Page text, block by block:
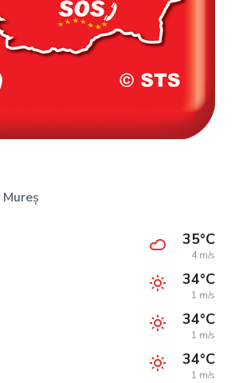
35°C
4 m/s
34°C
1 m/s
34°C
1 m/s
34°C
1 m/s